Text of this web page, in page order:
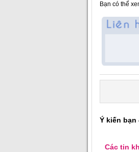
Bạn có thể
Ý kiến bạn
Các tin